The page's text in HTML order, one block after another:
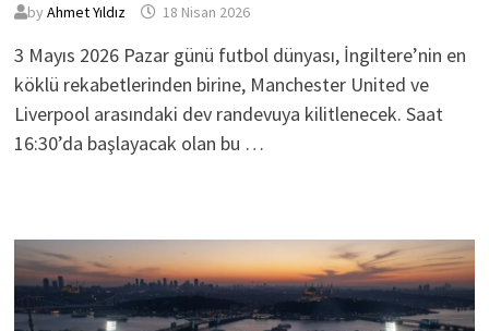
by Ahmet Yıldız 18 Nisan 2026
3 Mayıs 2026 Pazar günü futbol dünyası, İngiltere’nin en
köklü rekabetlerinden birine, Manchester United ve
Liverpool arasındaki dev randevuya kilitlenecek. Saat
16:30’da başlayacak olan bu …